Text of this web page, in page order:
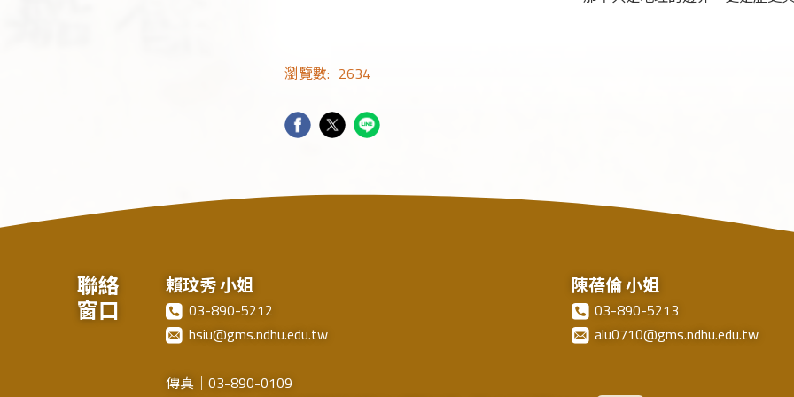
瀏覽數: 2634
聯絡
窗口
賴玟秀 小姐
03-890-5212
hsiu@gms.ndhu.edu.tw
陳蓓倫 小姐
03-890-5213
alu0710@gms.ndhu.edu.tw
傳真｜03-890-0109